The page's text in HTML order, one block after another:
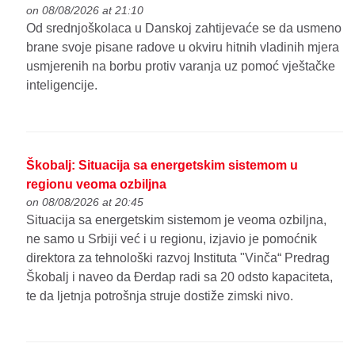
on 08/08/2026 at 21:10
Od srednjoškolaca u Danskoj zahtijevaće se da usmeno
brane svoje pisane radove u okviru hitnih vladinih mjera
usmjerenih na borbu protiv varanja uz pomoć vještačke
inteligencije.
Škobalj: Situacija sa energetskim sistemom u
regionu veoma ozbiljna
on 08/08/2026 at 20:45
Situacija sa energetskim sistemom je veoma ozbiljna,
ne samo u Srbiji već i u regionu, izjavio je pomoćnik
direktora za tehnološki razvoj Instituta "Vinča“ Predrag
Škobalj i naveo da Đerdap radi sa 20 odsto kapaciteta,
te da ljetnja potrošnja struje dostiže zimski nivo.